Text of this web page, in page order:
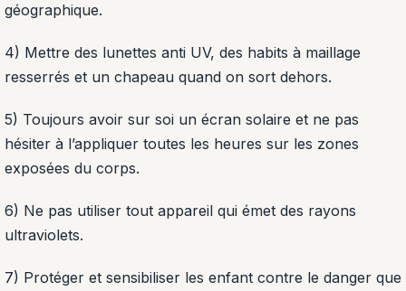
géographique.
4) Mettre des lunettes anti UV, des habits à maillage
resserrés et un chapeau quand on sort dehors.
5) Toujours avoir sur soi un écran solaire et ne pas
hésiter à l’appliquer toutes les heures sur les zones
exposées du corps.
6) Ne pas utiliser tout appareil qui émet des rayons
ultraviolets.
7) Protéger et sensibiliser les enfant contre le danger que